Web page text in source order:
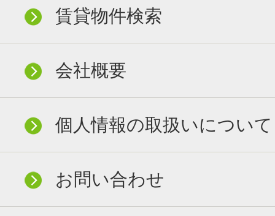
賃貸物件検索
会社概要
個人情報の取扱いについて
お問い合わせ